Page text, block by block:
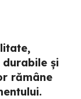
și
rămâne